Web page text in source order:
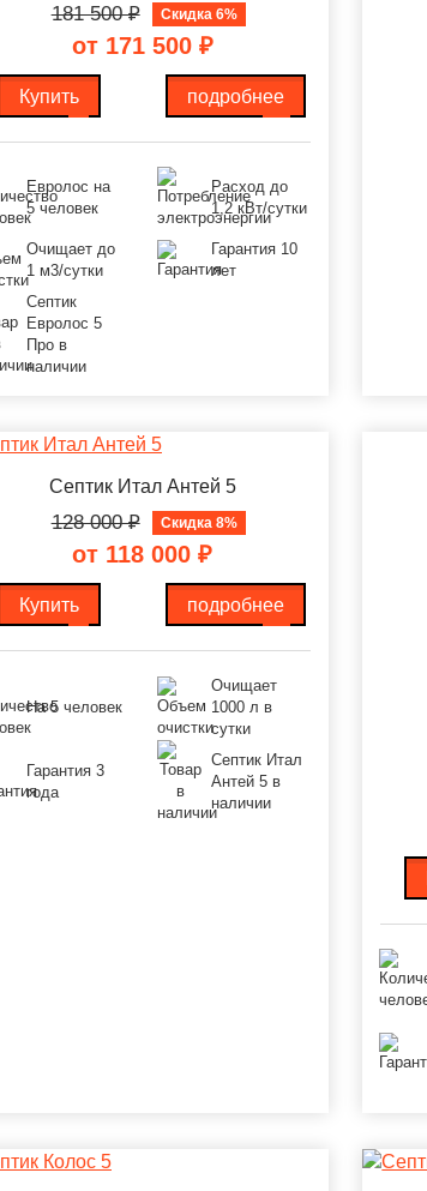
181 500₽ Скидка 6%
от 171 500₽
Купить подробнее
Евролос на
5 человек
Расход до
1,2 кВт/сутки
Очищает до
1 м3/сутки
Гарантия 10
лет
Септик
Евролос 5
Про в
наличии
Септик Итал Антей 5
128 000₽ Скидка 8%
от 118 000 ₽
Купить подробнее
На 5 человек
Очищает
1000 л в
сутки
Гарантия 3
года
Септик Итал
Антей 5 в
наличии